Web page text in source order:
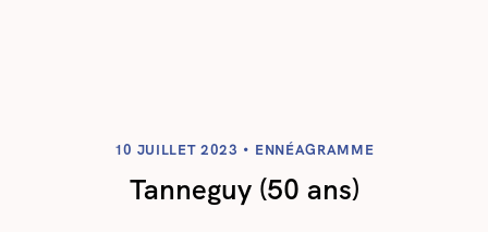
10 JUILLET 2023 ENNÉAGRAMME
Tanneguy (50 ans)